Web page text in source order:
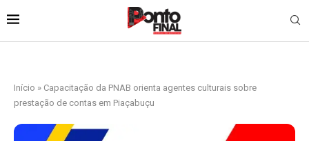
Início » Capacitação da PNAB orienta agentes culturais sobre
prestação de contas em Piaçabuçu